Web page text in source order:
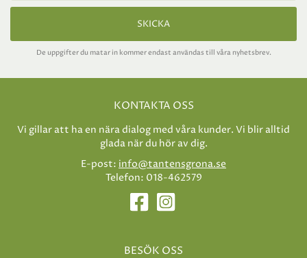
SKICKA
De uppgifter du matar in kommer endast användas till våra nyhetsbrev.
KONTAKTA OSS
Vi gillar att ha en nära dialog med våra kunder. Vi blir alltid
glada när du hör av dig.
E-post: info@tantensgrona.se
Telefon: 018-462579
BESÖK OSS